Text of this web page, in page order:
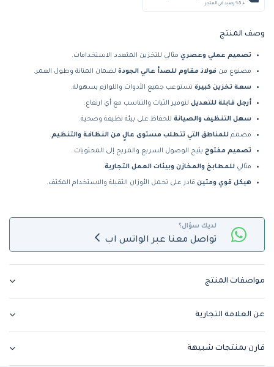
+ %5 رصيد في المتجر
وصف المنتج
تصميم عملي وعصري مثالي للتخزين المتعدد الاستخدامات.
مصنوع من فولاذ مقاوم للصدأ عالي الجودة لضمان المتانة وطول العمر.
سعة تخزين كبيرة تستوعب جميع الأدوات واللوازم بسهولة.
أرجل قابلة للتعديل لتوفير الثبات والتناسب مع أي ارتفاع.
سهل التنظيف والصيانة للحفاظ على بيئة نظيفة وصحية.
مصمم للمناطق التي تتطلب مستوى عالٍ من النظافة والتنظيم.
تصميم مفتوح يتيح الوصول السريع والمريح إلى المحتويات.
مثالي للمطابخ والمخازن وبيئات العمل التجارية.
هيكل قوي ومتين قادر على تحمل الأوزان الثقيلة والاستخدام المكثف.
لديك سؤال؟
تواصل معنا عبر الواتس اب
مواصفات المنتج
عن العلامة التجارية
قارن بمنتجات شبيهة